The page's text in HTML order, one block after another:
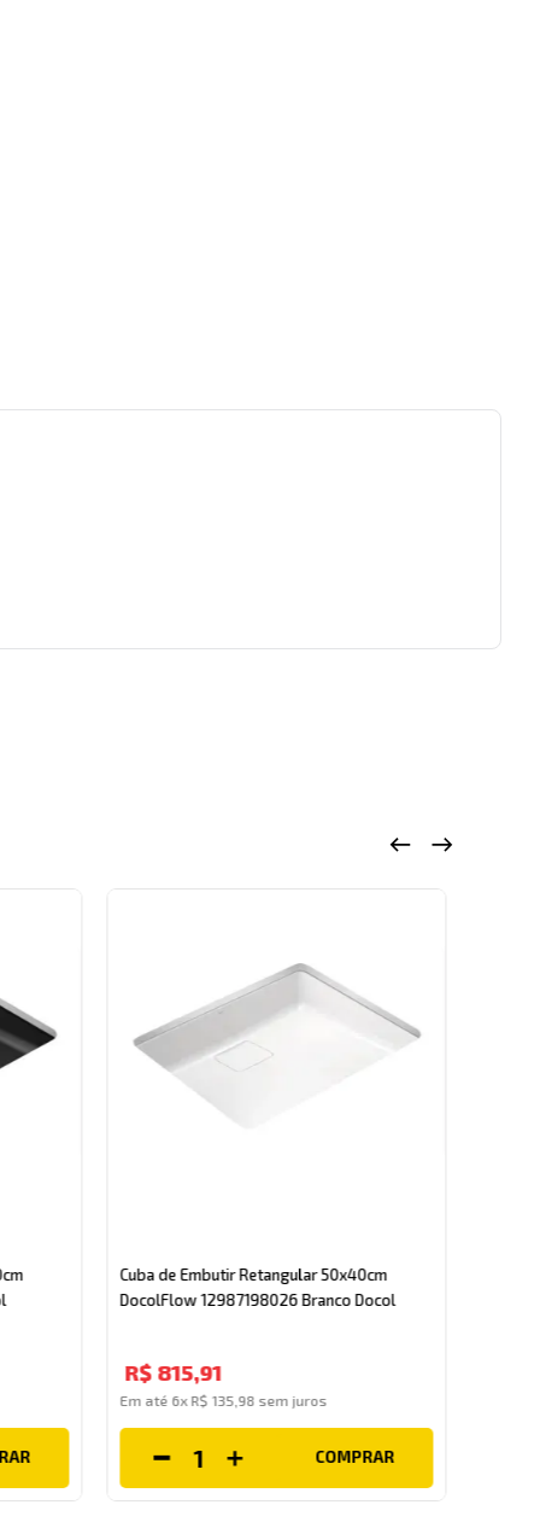
Cuba de Embutir Retangular 50x40cm
DocolFlow 12987198026 Branco Docol
R$ 815,91
Em até 6x R$ 135 98 sem juros
COMPRAR